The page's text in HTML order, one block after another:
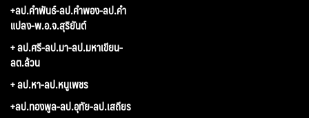
+ลป.คำพันธ์-ลป.คำพอง-ลป.คำ
แปลง-พ.อ.จ.สุริยันต์
+ ลป.ศรี-ลป.มา-ลป.มหาเขียน-
ลต.ล้วน
+ ลป.หา-ลป.หนูเพชร
+ลป.ทองพูล-ลป.อุทัย-ลป.เสถียร